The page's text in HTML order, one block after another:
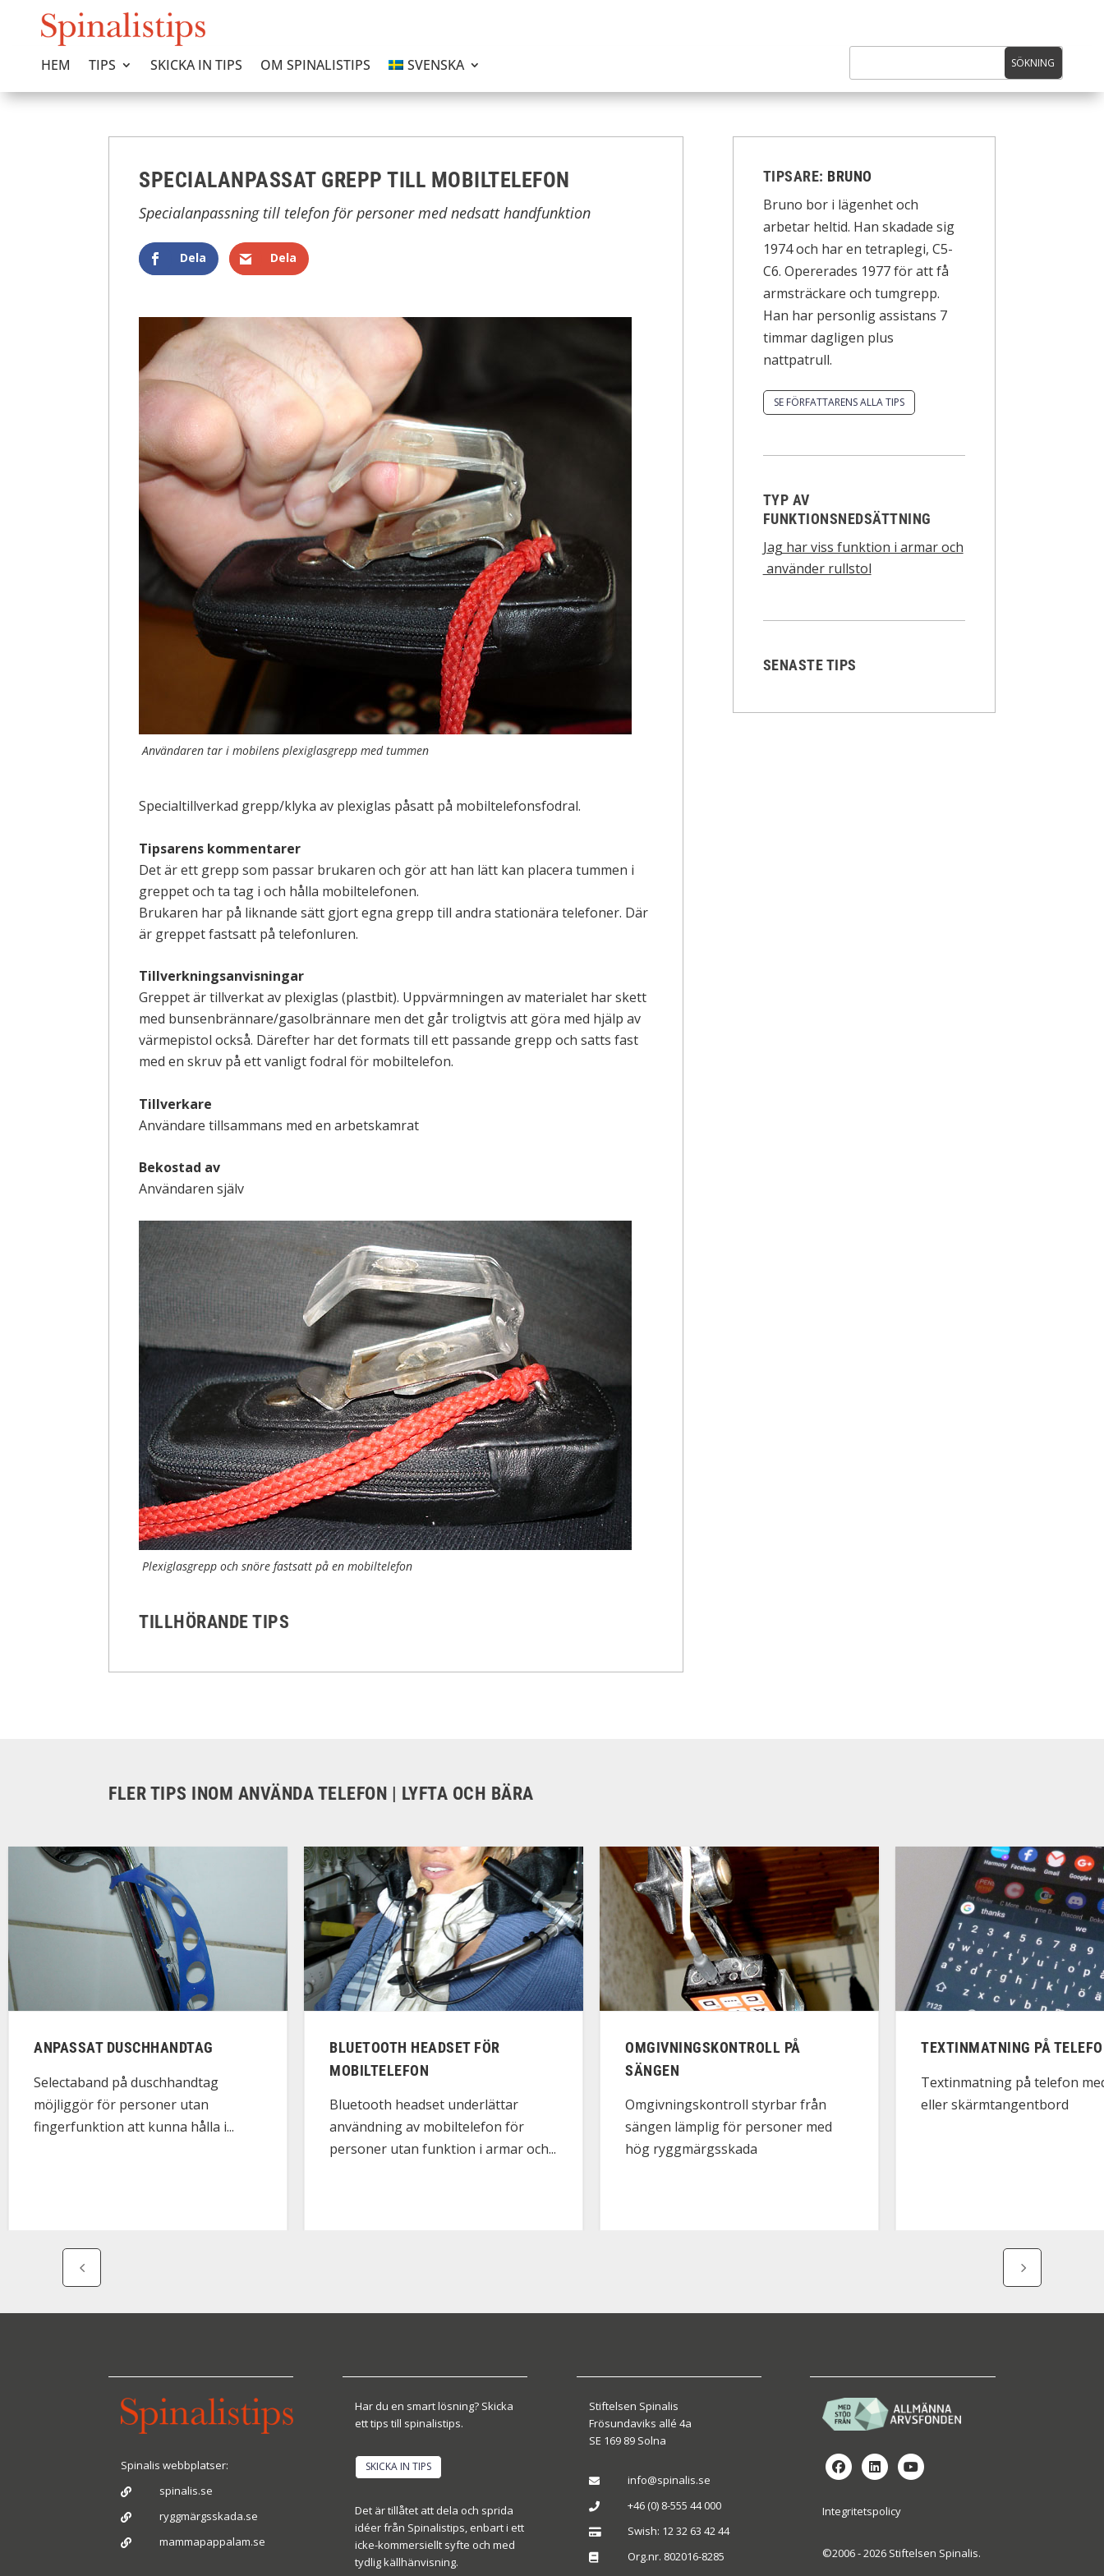
HEM TIPS SKICKA IN TIPS OM SPINALISTIPS SVENSKA
SPECIALANPASSAT GREPP TILL MOBILTELEFON
Specialanpassning till telefon för personer med nedsatt handfunktion
Dela Dela
Användaren tar i mobilens plexiglasgrepp med tummen
Specialtillverkad grepp/klyka av plexiglas påsatt på mobiltelefonsfodral.
Tipsarens kommentarer
Det är ett grepp som passar brukaren och gör att han lätt kan placera tummen i
greppet och ta tag i och hålla mobiltelefonen.
Brukaren har på liknande sätt gjort egna grepp till andra stationära telefoner. Där
är greppet fastsatt på telefonluren.
Tillverkningsanvisningar
Greppet är tillverkat av plexiglas (plastbit). Uppvärmningen av materialet har skett
med bunsenbrännare/gasolbrännare men det går troligtvis att göra med hjälp av
värmepistol också. Därefter har det formats till ett passande grepp och satts fast
med en skruv på ett vanligt fodral för mobiltelefon.
Tillverkare
Användare tillsammans med en arbetskamrat
Bekostad av
Användaren själv
Plexiglasgrepp och snöre fastsatt på en mobiltelefon
TILLHÖRANDE TIPS
TIPSARE: BRUNO
Bruno bor i lägenhet och
arbetar heltid. Han skadade sig
1974 och har en tetraplegi, C5-
C6. Opererades 1977 för att få
armsträckare och tumgrepp.
Han har personlig assistans 7
timmar dagligen plus
nattpatrull.
SE FÖRFATTARENS ALLA TIPS
TYP AV
FUNKTIONSNEDSÄTTNING
Jag har viss funktion i armar och
använder rullstol
SENASTE TIPS
FLER TIPS INOM ANVÄNDA TELEFON | LYFTA OCH BÄRA
ANPASSAT DUSCHHANDTAG
Selectaband på duschhandtag
möjliggör för personer utan
fingerfunktion att kunna hålla i...
BLUETOOTH HEADSET FÖR
MOBILTELEFON
Bluetooth headset underlättar
användning av mobiltelefon för
personer utan funktion i armar och...
OMGIVNINGSKONTROLL PÅ
SÄNGEN
Omgivningskontroll styrbar från
sängen lämplig för personer med
hög ryggmärgsskada
TEXTINMATNING PÅ
Textinmatning på telefon
eller skärmtangentbord
Spinalis webbplatser:
 spinalis.se
 ryggmärgsskada.se
 mammapappalam.se
Har du en smart lösning? Skicka
ett tips till spinalistips.
SKICKA IN TIPS
Det är tillåtet att dela och sprida
idéer från Spinalistips, enbart i ett
icke-kommersiellt syfte och med
tydlig källhänvisning.
Stiftelsen Spinalis
Frösundaviks allé 4a
SE 169 89 Solna
 info@spinalis.se
 +46 (0) 8-555 44 000
 Swish: 12 32 63 42 44
 Org.nr. 802016-8285
Integritetspolicy
©2006 - 2026 Stiftelsen Spinalis.